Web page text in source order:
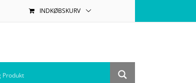
INDKØBSKURV